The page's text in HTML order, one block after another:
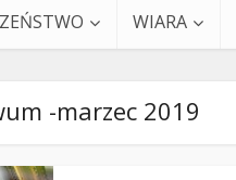
WIARA
-marzec 2019